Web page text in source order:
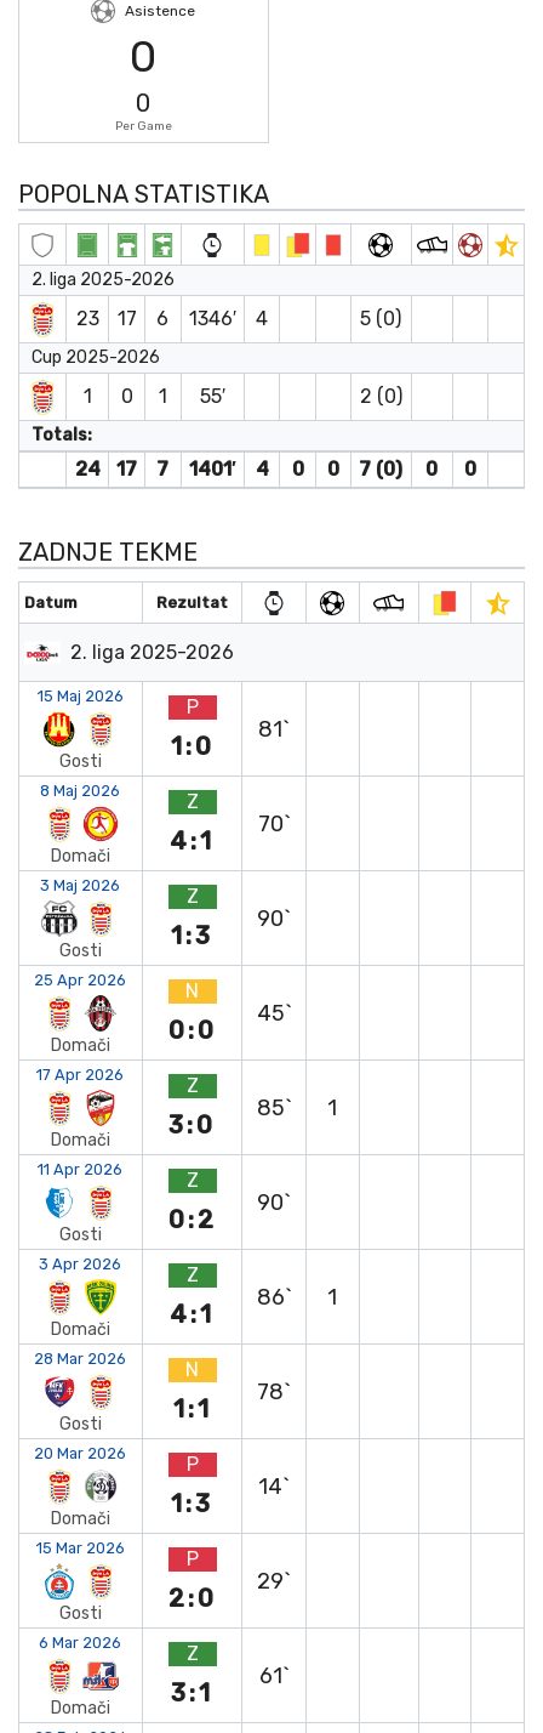
Asistence
0
0
Per Game
POPOLNA STATISTIKA
2. liga 2025-2026
23 17 6 1346′ 4 5 (0)
Cup 2025-2026
1 0 1 55′ 2 (0)
Totals:
24 17 7 1401′ 4 0 0 7 (0) 0 0
ZADNJE TEKME
Datum Rezultat
2. liga 2025-2026
15 Maj 2026
Gosti
P
1:0
81`
8 Maj 2026
Domači
Z
4:1
70`
3 Maj 2026
Gosti
Z
1:3
90`
25 Apr 2026
Domači
N
0:0
45`
17 Apr 2026
Domači
Z
3:0
85` 1
11 Apr 2026
Gosti
Z
0:2
90`
3 Apr 2026
Domači
Z
4:1
86` 1
28 Mar 2026
Gosti
N
1:1
78`
20 Mar 2026
Domači
P
1:3
14`
15 Mar 2026
Gosti
P
2:0
29`
6 Mar 2026
Domači
Z
3:1
61`